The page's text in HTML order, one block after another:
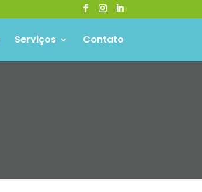
Serviços Contato